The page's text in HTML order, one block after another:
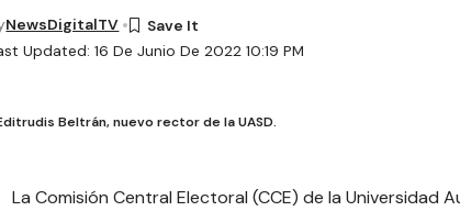
Updated: 16 De Junio De 2022 10:19 PM
NewsDigitalTV
Beltrán, nuevo rector de la UASD.
La Comisión Central Electoral (CCE) de la Universidad